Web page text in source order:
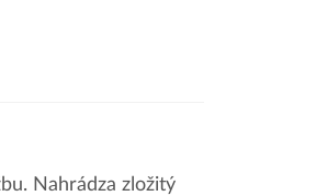
Nahrádza zložitý